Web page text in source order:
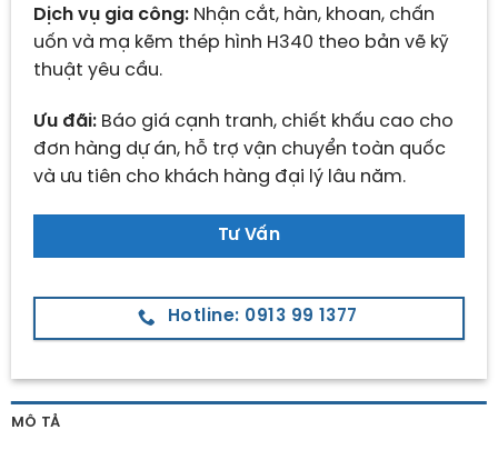
Dịch vụ gia công:Nhận cắt, hàn, khoan, chấn
uốn và mạ kẽm thép hình H340 theo bản vẽ kỹ
thuật yêu cầu.
Ưu đãi:Báo giá cạnh tranh, chiết khấu cao cho
đơn hàng dự án, hỗ trợ vận chuyển toàn quốc
và ưu tiên cho khách hàng đại lý lâu năm.
Tư Vấn
Hotline: 0913 99 1377
MÔ TẢ